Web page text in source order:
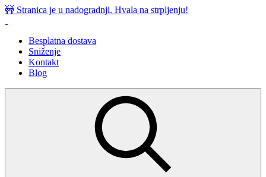
Preskoči
🚧 Stranica je u nadogradnji. Hvala na strpljenju!
Besplatna dostava
Sniženje
Kontakt
Blog